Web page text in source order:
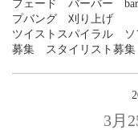
フェード バーバー
プバング 刈り上げ
ツイストスパイラル
募集 スタイリスト募集
3月